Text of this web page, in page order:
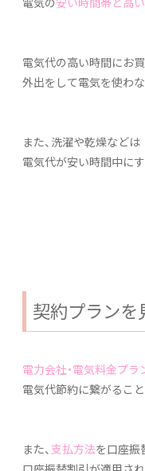
電気代の高い時間にお
外出をして電気を使わ
また、洗濯や乾燥などは
電気代が安い時間中に
契約プランを
電力会社・電気料金プラ
電気代節約に繋がること
また、 支払方法を口座振